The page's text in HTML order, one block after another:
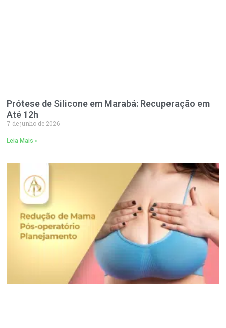
Prótese de Silicone em Marabá: Recuperação em
Até 12h
7 de junho de 2026
Leia Mais »